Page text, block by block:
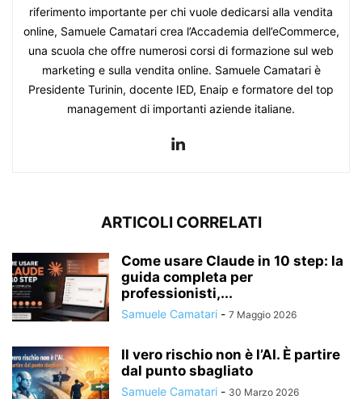
riferimento importante per chi vuole dedicarsi alla vendita
online, Samuele Camatari crea l’Accademia dell’eCommerce,
una scuola che offre numerosi corsi di formazione sul web
marketing e sulla vendita online. Samuele Camatari è
Presidente Turinin, docente IED, Enaip e formatore del top
management di importanti aziende italiane.
ARTICOLI CORRELATI
Come usare Claude in 10 step: la
guida completa per
professionisti,...
Samuele Camatari - 7 Maggio 2026
Il vero rischio non è l’AI. È partire
dal punto sbagliato
Samuele Camatari - 30 Marzo 2026